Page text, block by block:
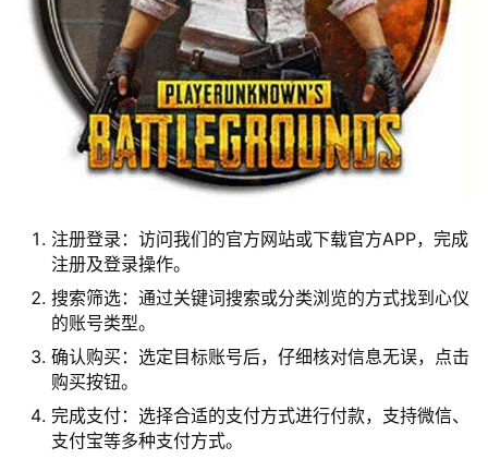
注册登录：访问我们的官方网站或下载官方APP，完成
注册及登录操作。
搜索筛选：通过关键词搜索或分类浏览的方式找到心仪
的账号类型。
确认购买：选定目标账号后，仔细核对信息无误，点击
购买按钮。
完成支付：选择合适的支付方式进行付款，支持微信、
支付宝等多种支付方式。